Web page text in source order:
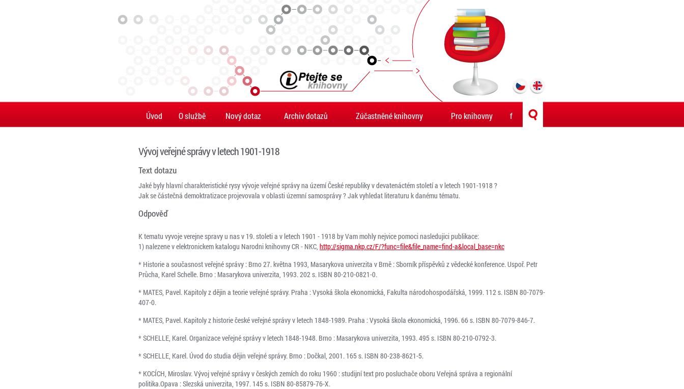
Úvod O službě Nový dotaz Archiv dotazů Zúčastněné knihovny Pro knihovny f
Vývoj veřejné správy v letech 1901-1918
Text dotazu
Jaké byly hlavní charakteristické rysy vývoje veřejné správy na území České republiky v devatenáctém století a v letech 1901-1918 ?
Jak se částečná demoktratizace projevovala v oblasti územní samosprávy ? Jak vyhledat literaturu k danému tématu.
Odpověď
K tematu vyvoje verejne spravy u nas v 19. stoleti a v letech 1901 - 1918 by Vam mohly nejvice pomoci nasledujici publikace:
1) nalezene v elektronickem katalogu Narodni knihovny CR - NKC, http://sigma.nkp.cz/F/?func=file&file_name=find-a&local_base=nkc
* Historie a současnost veřejné správy : Brno 27. května 1993, Masarykova univerzita v Brně : Sborník příspěvků z vědecké konference. Uspoř. Petr
Průcha, Karel Schelle. Brno : Masarykova univerzita, 1993. 202 s. ISBN 80-210-0821-0.
* MATES, Pavel. Kapitoly z dějin a teorie veřejné správy. Praha : Vysoká škola ekonomická, Fakulta národohospodářská, 1999. 112 s. ISBN 80-7079-
407-0.
* MATES, Pavel. Kapitoly z historie české veřejné správy v letech 1848-1989. Praha : Vysoká škola ekonomická, 1996. 66 s. ISBN 80-7079-846-7.
* SCHELLE, Karel. Organizace veřejné správy v letech 1848-1948. Brno : Masarykova univerzita, 1993. 495 s. ISBN 80-210-0792-3.
* SCHELLE, Karel. Úvod do studia dějin veřejné správy. Brno : Dočkal, 2001. 165 s. ISBN 80-238-8621-5.
* KOCÍCH, Miroslav. Vývoj veřejné správy v českých zemích do roku 1960 : studijní text pro posluchače oboru Veřejná správa a regionální
politika.Opava : Slezská univerzita, 1997. 145 s. ISBN 80-85879-76-X.